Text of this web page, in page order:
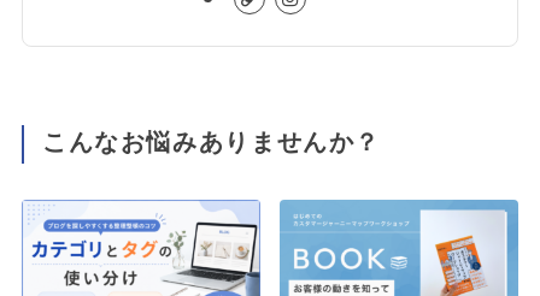
こんなお悩みありませんか？